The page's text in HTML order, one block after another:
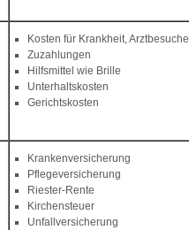
Kosten für Krankheit, Arztbesuche
Zuzahlungen
Hilfsmittel wie Brille
Unterhaltskosten
Gerichtskosten
Krankenversicherung
Pflegeversicherung
Riester-Rente
Kirchensteuer
Unfallversicherung